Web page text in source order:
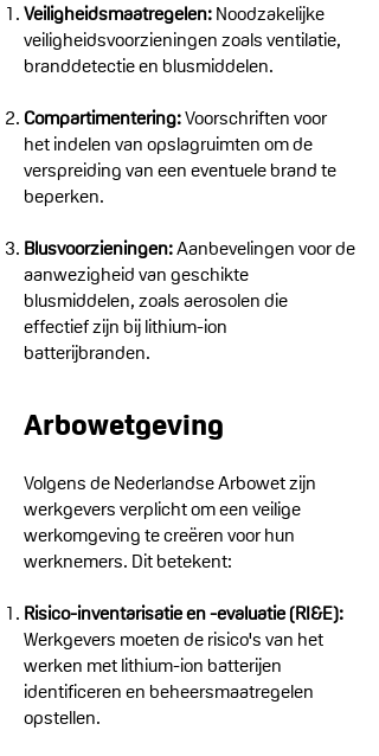
Veiligheidsmaatregelen:Noodzakelijke
veiligheidsvoorzieningen zoals ventilatie,
branddetectie en blusmiddelen.
Compartimentering:Voorschriften voor
het indelen van opslagruimten om de
verspreiding van een eventuele brand te
beperken.
Blusvoorzieningen:Aanbevelingen voor de
aanwezigheid van geschikte
blusmiddelen, zoals aerosolen die
effectief zijn bij lithium-ion
batterijbranden.
Arbowetgeving
Volgens de Nederlandse Arbowet zijn
werkgevers verplicht om een veilige
werkomgeving te creëren voor hun
werknemers. Dit betekent:
Risico-inventarisatie en -evaluatie (RI&E):
Werkgevers moeten de risico's van het
werken met lithium-ion batterijen
identificeren en beheersmaatregelen
opstellen.